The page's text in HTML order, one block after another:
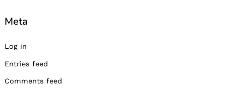
Meta
Log in
Entries feed
Comments feed